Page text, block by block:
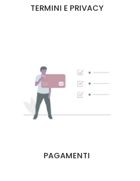
TERMINI E PRIVACY
PAGAMENTI